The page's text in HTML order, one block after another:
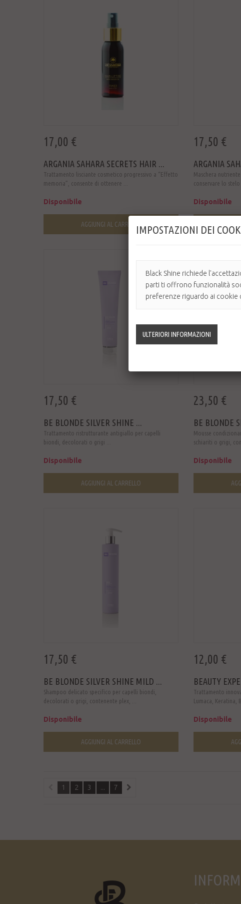
17,00 €
ARGANIA SAHARA SECRETS HAIR ...
Trattamento lisciante cosmetico progressivo a “Effetto
memoria”, consente di ottenere ...
Disponibile
AGGIUNGI AL CARRELLO
17,50 €
ARGANIA
Maschera
conservare lo stelo
Disponibile
17,50 €
BE BLONDE SILVER SHINE ...
Trattamento ristrutturante antigiallo per capelli
biondi, decolorati o grigi ...
Disponibile
AGGIUNGI AL CARRELLO
23,50 €
BE BLONDE
Mousse
schiariti o grigi,
Disponibile
17,50 €
BE BLONDE SILVER SHINE MILD ...
Shampoo delicato specifico per capelli biondi,
decolorati o grigi, contenente plex, ...
Disponibile
AGGIUNGI AL CARRELLO
12,00 €
BEAUTY
Trattamento
Lumaca, Keratina,
Disponibile
1 2 3 ... 7
IMPOSTAZIONI DEI
Black Shine richiede
parti ti offrono funzionalità
preferenze riguardo ai cookie